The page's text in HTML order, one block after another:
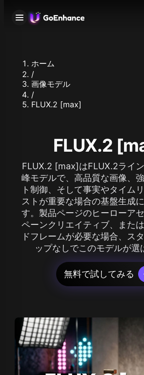
ホーム
/
画像モデル
/
FLUX.2 [max]
FLUX.2
FLUX.2 [max]はFLUX.2ライ
峰モデルで、高品質な画像、
ト制御、そして事実やタイム
ストが重要な場合の基盤生成
す。製品ページのヒーローア
ペーンクリエイティブ、また
ドフレームが必要な場合、ス
ップなしでこのモデルが選
無料で試してみる